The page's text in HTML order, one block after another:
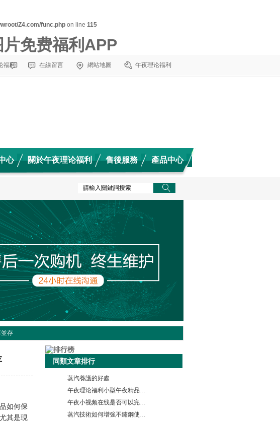
Z4.com/func.php on line 115
免费福利APP
福利 在線留言 網站地圖 午夜理论福利
心 關於午夜理论福利 售後服務 產品中心
存
如何保
其是現
同類文章排行
蒸汽養護的好處
午夜理论福利小型午夜精品在线观看在食品加工行業的廣泛用途
午夜小视频在线是否可以完全替代鍋爐?
蒸汽技術如何增強不鏽鋼使用壽命？你不知道的蒸汽技術還有哪些？